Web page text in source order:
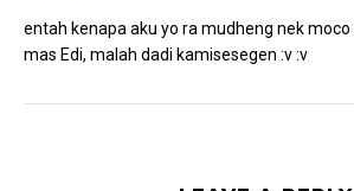
entah kenapa aku yo ra mudheng nek
mas Edi, malah dadi kamisesegen :v :v